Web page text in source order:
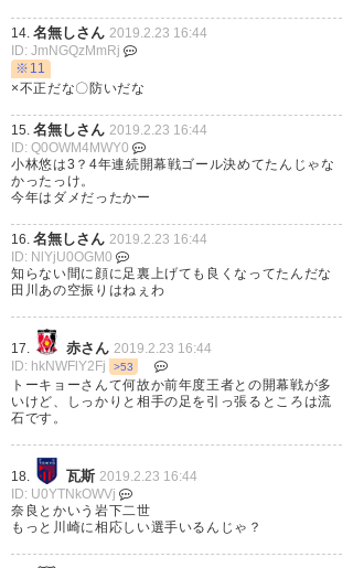
— Goody (ReiGoody)
23
林本当によくやったくれたよ CB
たけど 圧倒的戦力と強さの川崎
相手によく引き分けてくれたっ
て今は思う #fctokyo
— vix (vix_hobby)
スコアレスドロー 多摩川クラシ
コに相応しい拮抗した試合展開
だった にしても久保君、凄いな
14. 名無しさん 2019.2.23 16:44
ID: JmNGQzMmRj
※11
×不正だな〇防いだな
15. 名無しさん 2019.2.23 16:44
ID: Q0OWM4MWY0
小林悠は3？4年連続開幕戦ゴール決めてたんじゃな
かったっけ。
今年はダメだったかー
16. 名無しさん 2019.2.23 16:44
ID: NlYjU0OGM0
知らない間に顔に足裏上げても良くなってたんだな
田川あの空振りはねぇわ
17. 赤さん 2019.2.23 16:44
ID: hkNWFlY2Fj
>53
トーキョーさんて何故か前年度王者との開幕戦が多
いけど、しっかりと相手の足を引っ張るところは流
石です。
18. 瓦斯 2019.2.23 16:44
ID: U0YTNkOWVj
奈良とかいう岩下二世
もっと川崎に相応しい選手いるんじゃ？